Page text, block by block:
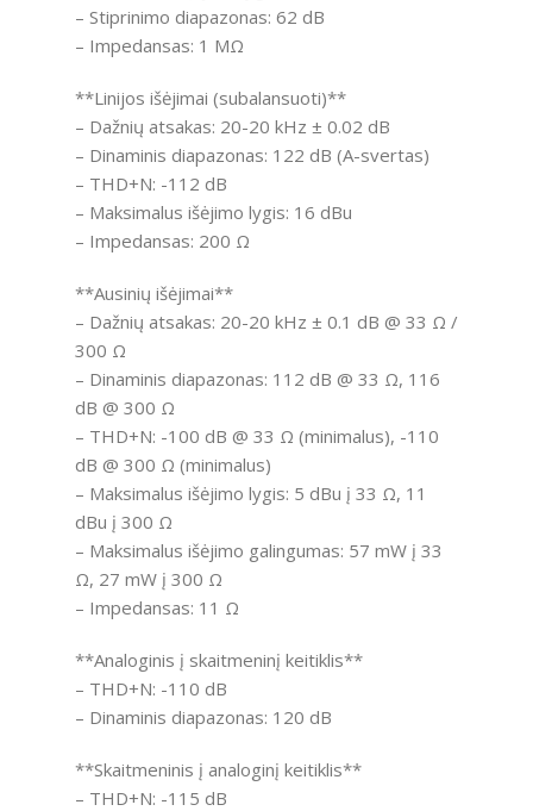
– Stiprinimo diapazonas: 62 dB
– Impedansas: 1 MΩ
**Linijos išėjimai (subalansuoti)**
– Dažnių atsakas: 20-20 kHz ± 0.02 dB
– Dinaminis diapazonas: 122 dB (A-svertas)
– THD+N: -112 dB
– Maksimalus išėjimo lygis: 16 dBu
– Impedansas: 200 Ω
**Ausinių išėjimai**
– Dažnių atsakas: 20-20 kHz ± 0.1 dB @ 33 Ω /
300 Ω
– Dinaminis diapazonas: 112 dB @ 33 Ω, 116
dB @ 300 Ω
– THD+N: -100 dB @ 33 Ω (minimalus), -110
dB @ 300 Ω (minimalus)
– Maksimalus išėjimo lygis: 5 dBu į 33 Ω, 11
dBu į 300 Ω
– Maksimalus išėjimo galingumas: 57 mW į 33
Ω, 27 mW į 300 Ω
– Impedansas: 11 Ω
**Analoginis į skaitmeninį keitiklis**
– THD+N: -110 dB
– Dinaminis diapazonas: 120 dB
**Skaitmeninis į analoginį keitiklis**
– THD+N: -115 dB